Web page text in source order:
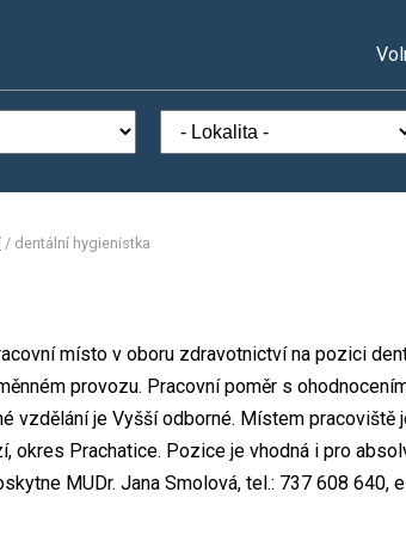
/ dentální hygienistka
místo v oboru zdravotnictví na pozici
provozu. Pracovní poměr s
vzdělání je Vyšší odborné. Místem pracoviště
okres Prachatice. Pozice je vhodná i pro
MUDr. Jana Smolová, tel.: 737 608 640,